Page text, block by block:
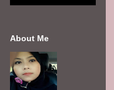
About Me